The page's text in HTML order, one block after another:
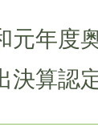
元年度
決算認